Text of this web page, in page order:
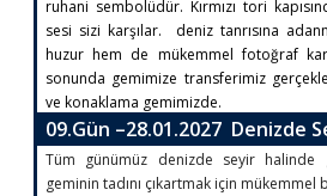
ruhani sembolüdür. Kırmızı tori
sesi sizi karşılar. deniz tanrısına
huzur hem de mükemmel fotoğraf
sonunda gemimize transferimiz
ve konaklama gemimizde.
09.Gün –28.01.2027 Denizde
Tüm günümüz denizde seyir halinde
geminin tadını çıkartmak için mükemmel